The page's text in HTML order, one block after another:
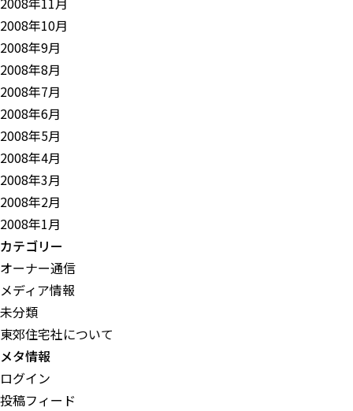
2008年10月
2008年9月
2008年8月
2008年7月
2008年6月
2008年5月
2008年4月
2008年3月
2008年2月
2008年1月
カテゴリー
オーナー通信
メディア情報
未分類
東郊住宅社について
メタ情報
ログイン
投稿フィード